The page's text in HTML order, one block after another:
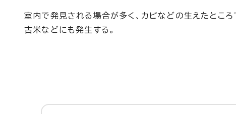
室内で発見される場合が多く、カビなどの生えたところ
古米などにも発生する。